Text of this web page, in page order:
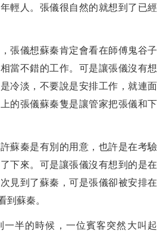
輕人。張儀很自然的就想到了已經
張儀想蘇秦肯定會看在師傅鬼谷子
當不錯的工作。可是讓張儀沒有想
冷淡，不要說是安排工作，就連面
的張儀蘇秦隻是讓管家把張儀和下
蘇秦是有別的用意，也許是在考驗
下來。可是讓張儀沒有想到的是在
見到了蘇秦，可是張儀卻被安排在
到蘇秦。
一半的時候，一位賓客突然大叫起